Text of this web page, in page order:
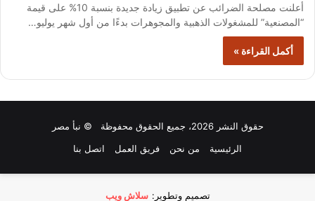
أعلنت مصلحة الضرائب عن تطبيق زيادة جديدة بنسبة 10% على قيمة
“المصنعية” للمشغولات الذهبية والمجوهرات بدءًا من أول شهر يوليو…
أكمل القراءة »
حقوق النشر 2026، جميع الحقوق محفوظة © نبأ مصر
الرئيسية
من نحن فريق العمل اتصل بنا
تصميم وتطوير: سلاش ويب